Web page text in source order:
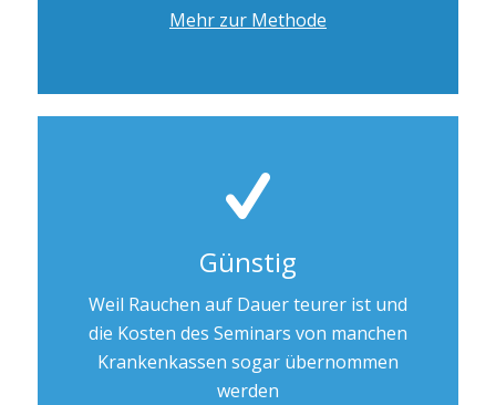
Mehr zur Methode
Günstig
Weil Rauchen auf Dauer teurer ist und
die Kosten des Seminars von manchen
Krankenkassen sogar übernommen
werden